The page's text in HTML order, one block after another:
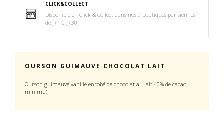
CLICK&COLLECT
Disponible en Click & Collect dans nos 9 boutiques parisiennes
de J+1 à J+30
OURSON GUIMAUVE CHOCOLAT LAIT
Ourson guimauve vanille enrobé de chocolat au lait 40% de cacao
minimu).